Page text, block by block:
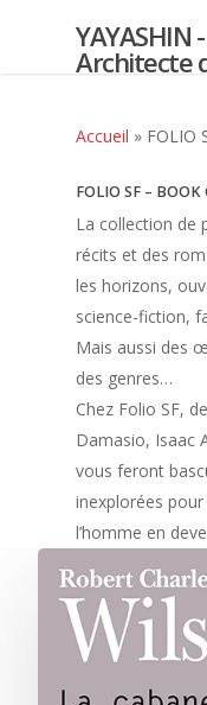
Architecte
Accueil » FOLIO
FOLIO SF – BOOK
La collection de
récits et des
les horizons,
science-fiction,
Mais aussi des
des genres…
Chez Folio SF,
Damasio, Isaac
vous feront
inexplorées
l’homme en